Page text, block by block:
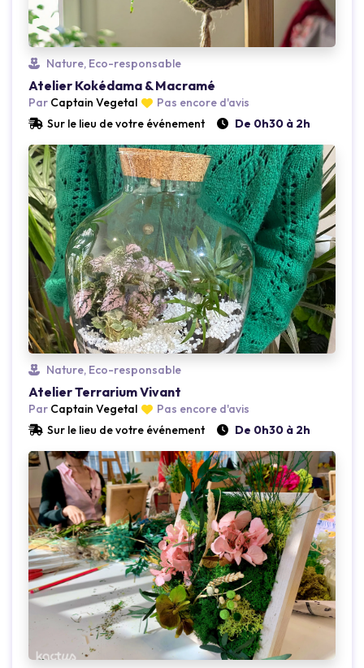
Loading...
Nature, Eco-responsable
Atelier Kokédama & Macramé
Par Captain Vegetal
Pas encore d'avis
Sur le lieu de votre événement
De 0h30 à 2h
Loading...
Nature, Eco-responsable
Atelier Terrarium Vivant
Par Captain Vegetal
Pas encore d'avis
Sur le lieu de votre événement
De 0h30 à 2h